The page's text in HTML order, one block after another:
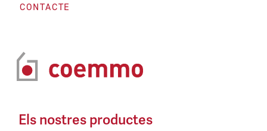
CONTACTE
Els nostres productes